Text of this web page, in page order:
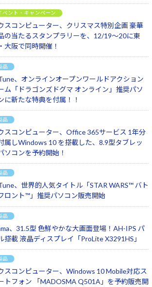
ベント・キャンペーン
スコンピューター、クリスマス特別企画 豪華
の当たるスタンプラリーを、12/19～20に東
大阪で同時開催！
品
、オンラインオープンワールドアクション
ム「ドラゴンズドグマ オンライン」推奨パソ
に新たな特典を付属！！
品
スコンピューター、Office 365サービス 1年分
属しWindows 10 を搭載した、8.9型タブレッ
ソコンを予約開始！
品
、世界的人気タイトル「STAR WARS™ バト
ロント™」推奨パソコン販売開始
品
、31.5型 色鮮やかな大画面登場！AH-IPS パ
搭載 液晶ディスプレイ「ProLite X3291HS」
品
スコンピューター、Windows 10 Mobile対応ス
トフォン 「MADOSMA Q501A」を予約販売開